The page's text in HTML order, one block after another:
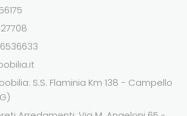
S.S. Flaminia Km 138 - Campello